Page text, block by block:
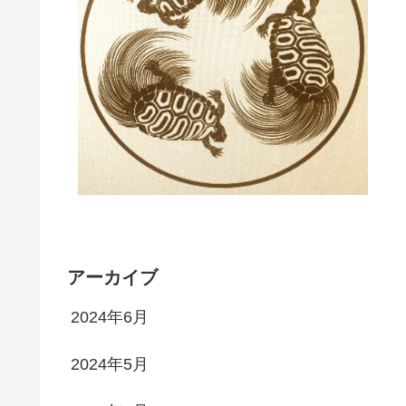
アーカイブ
2024年6月
2024年5月